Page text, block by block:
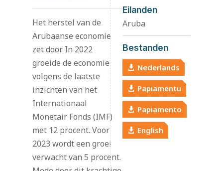
Het herstel van de
Arubaanse economie
zet door. In 2022
groeide de economie
volgens de laatste
inzichten van het
Internationaal
Monetair Fonds (IMF)
met 12 procent. Voor
2023 wordt een groei
verwacht van 5 procent.
Eilanden
Aruba
Bestanden
Nederlands
Papiamentu
Papiamento
English